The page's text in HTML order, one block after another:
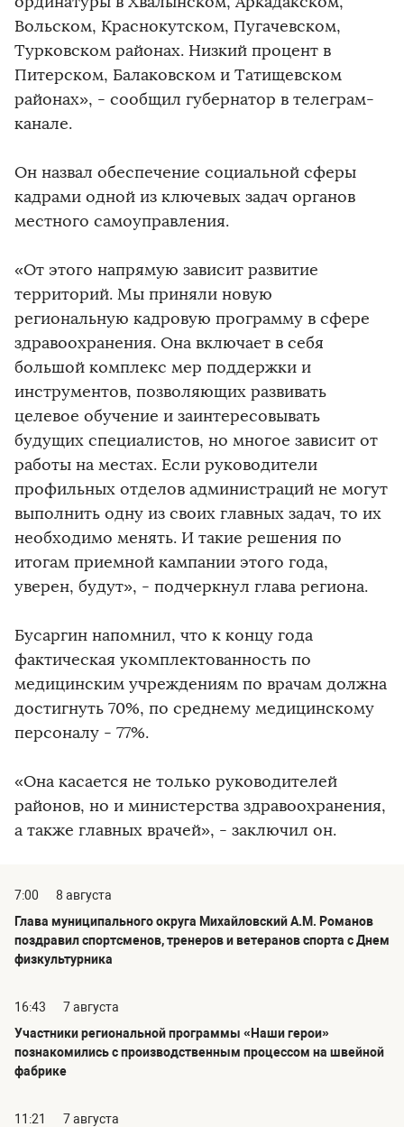
Вольском, Краснокутском, Пугачевском,
Турковском районах. Низкий процент в
Питерском, Балаковском и Татищевском
районах», - сообщил губернатор в телеграм-
канале.
Он назвал обеспечение социальной сферы
кадрами одной из ключевых задач органов
местного самоуправления.
«От этого напрямую зависит развитие
территорий. Мы приняли новую
региональную кадровую программу в сфере
здравоохранения. Она включает в себя
большой комплекс мер поддержки и
инструментов, позволяющих развивать
целевое обучение и заинтересовывать
будущих специалистов, но многое зависит от
работы на местах. Если руководители
профильных отделов администраций не могут
выполнить одну из своих главных задач, то их
необходимо менять. И такие решения по
итогам приемной кампании этого года,
уверен, будут», - подчеркнул глава региона.
Бусаргин напомнил, что к концу года
фактическая укомплектованность по
медицинским учреждениям по врачам должна
достигнуть 70%, по среднему медицинскому
персоналу - 77%.
«Она касается не только руководителей
районов, но и министерства здравоохранения,
а также главных врачей», - заключил он.
7:00
8 августа
Глава муниципального округа Михайловский А.М. Романов
поздравил спортсменов, тренеров и ветеранов спорта с Днем
физкультурника
16:43
7 августа
Участники региональной программы «Наши герои»
познакомились с производственным процессом на швейной
фабрике
11:21
7 августа